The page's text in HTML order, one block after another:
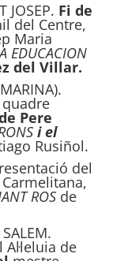
JOSEP. Fi de
del Centre,
Maria
EDUCACION
del Villar.
Pere
i el
Rusiñol.
del
,
ANT ROSde
Al·leluia de